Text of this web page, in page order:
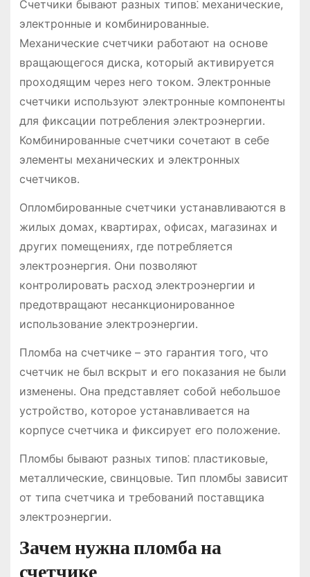
Счетчики бывают разных типов⁚ механические,
электронные и комбинированные.
Механические счетчики работают на основе
вращающегося диска, который активируется
проходящим через него током. Электронные
счетчики используют электронные компоненты
для фиксации потребления электроэнергии.
Комбинированные счетчики сочетают в себе
элементы механических и электронных
счетчиков.
Опломбированные счетчики устанавливаются в
жилых домах, квартирах, офисах, магазинах и
других помещениях, где потребляется
электроэнергия. Они позволяют
контролировать расход электроэнергии и
предотвращают несанкционированное
использование электроэнергии.
Пломба на счетчике – это гарантия того, что
счетчик не был вскрыт и его показания не были
изменены. Она представляет собой небольшое
устройство, которое устанавливается на
корпусе счетчика и фиксирует его положение.
Пломбы бывают разных типов⁚ пластиковые,
металлические, свинцовые. Тип пломбы зависит
от типа счетчика и требований поставщика
электроэнергии.
Зачем нужна пломба на
счетчике